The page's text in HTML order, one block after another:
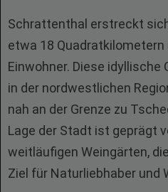
Schrattenthal erstreckt
etwa 18 Quadratkilometern
Einwohner. Diese
in der nordwestlichen
nah an der Grenze zu
Lage der Stadt ist geprägt
weitläufigen Weingärten,
Ziel für Naturliebhaber und